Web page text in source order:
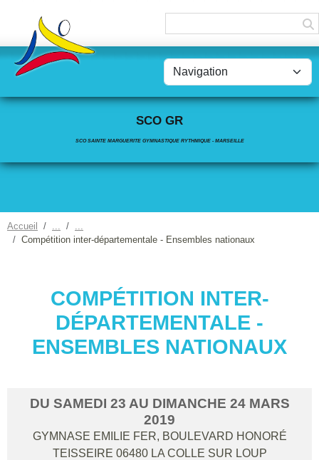
SCO GR
SCO SAINTE MARGUERITE GYMNASTIQUE RYTHMIQUE - MARSEILLE
Accueil
Compétition inter-départementale - Ensembles nationaux
COMPÉTITION INTER-
DÉPARTEMENTALE -
ENSEMBLES NATIONAUX
DU SAMEDI 23 AU DIMANCHE 24 MARS
2019
GYMNASE EMILIE FER, BOULEVARD HONORÉ
TEISSEIRE 06480 LA COLLE SUR LOUP